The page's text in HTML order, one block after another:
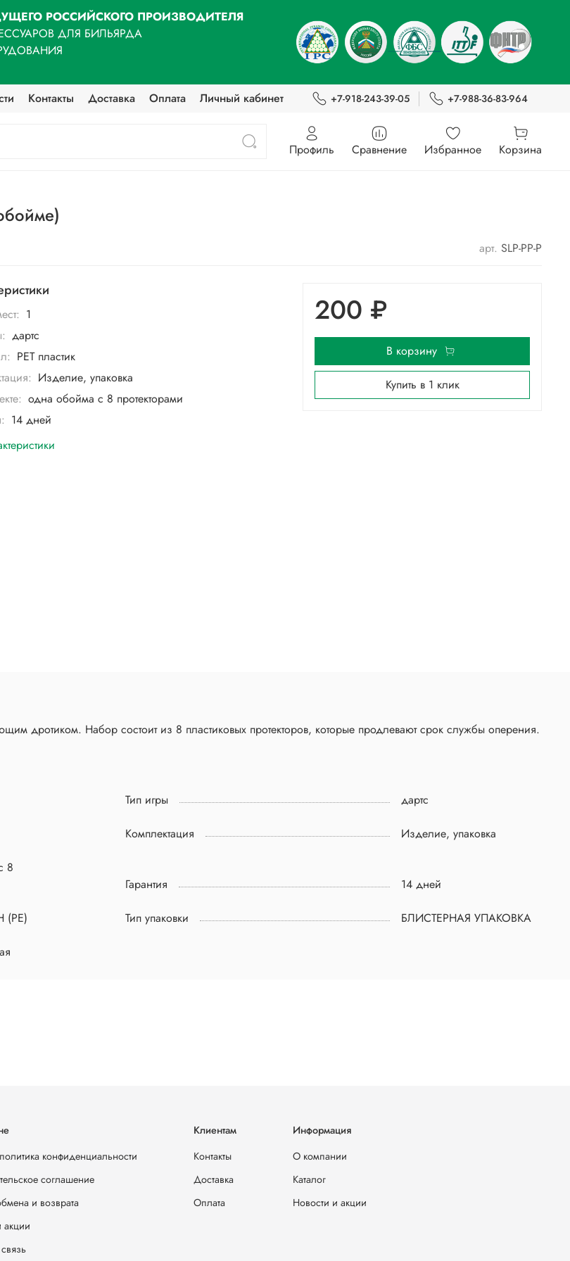
РОССИЙСКОГО ПРОИЗВОДИТЕЛЯ
ДЛЯ БИЛЬЯРДА
Контакты Доставка Оплата Личный кабинет +7-918-243-39-05 +7-988-36-83-964
Профиль Сравнение Избранное Корзина
арт. SLP-PP-P
1
дартс
PET пластик
Изделие, упаковка
одна обойма с 8 протекторами
14 дней
200 ₽
В корзину
Купить в 1 клик
дротиком. Набор состоит из 8 пластиковых протекторов, которые продлевают срок службы оперения.
Тип игры дартс
Комплектация Изделие, упаковка
8
Гарантия 14 дней
Тип упаковки БЛИСТЕРНАЯ УПАКОВКА
конфиденциальности
соглашение
и возврата
акции
Клиентам
Контакты
Доставка
Оплата
Информация
О компании
Каталог
Новости и акции